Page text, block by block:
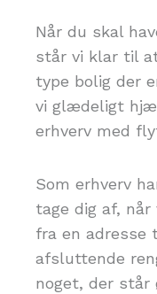
Når du skal
står vi klar til
type bolig der
vi glædeligt
erhverv med
Som erhverv
tage dig af,
fra en adresse
afsluttende
noget, der står